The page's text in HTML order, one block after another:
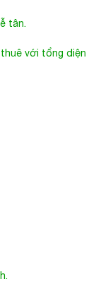
tân.
với tổng diện